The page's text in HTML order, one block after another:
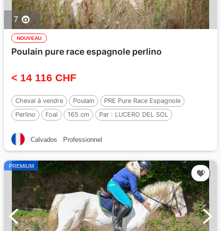
7
NOUVEAU
Poulain pure race espagnole perlino
< 14 116 CHF
Cheval à vendre Poulain
PRE Pure Race Espagnole
Perlino
Foal 165 cm Par : LUCERO DEL SOL
Calvados Professionnel
PREMIUM